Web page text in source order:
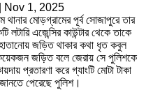
Nov 1, 2025
মোড়গ্রামের পূর্ব সোজাপুরে তার
লটারি এজেন্সির কাউন্টার থেকে তাকে
জড়িত থাকার কথা ধৃত কবুল
জড়িত বলে জেরায় সে পুলিশকে
প্রতারণা করে গ্যাংটি মোটা টাকা
পেরেছে পুলিশ।